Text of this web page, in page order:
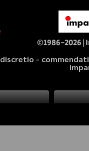
©1986-
discretio -